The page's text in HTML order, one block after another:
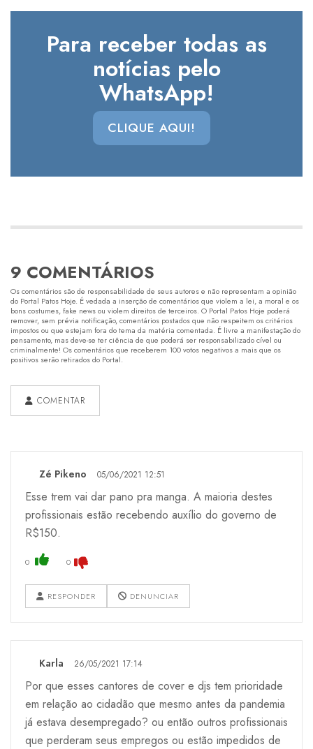
Para receber todas as
notícias pelo
WhatsApp!
CLIQUE AQUI!
9 COMENTÁRIOS
Os comentários são de responsabilidade de seus autores e não representam a opinião
do Portal Patos Hoje. É vedada a inserção de comentários que violem a lei, a moral e os
bons costumes, fake news ou violem direitos de terceiros. O Portal Patos Hoje poderá
remover, sem prévia notificação, comentários postados que não respeitem os critérios
impostos ou que estejam fora do tema da matéria comentada. É livre a manifestação do
pensamento, mas deve-se ter ciência de que poderá ser responsabilizado cível ou
criminalmente! Os comentários que receberem 100 votos negativos a mais que os
positivos serão retirados do Portal.
COMENTAR
Zé Pikeno 05/06/2021 12:51
Esse trem vai dar pano pra manga. A maioria destes
profissionais estão recebendo auxílio do governo de
R$150.
0 0
RESPONDER DENUNCIAR
Karla 26/05/2021 17:14
Por que esses cantores de cover e djs tem prioridade
em relação ao cidadão que mesmo antes da pandemia
já estava desempregado? ou então outros profissionais
que perderam seus empregos ou estão impedidos de